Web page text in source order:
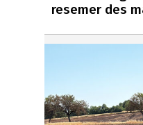
resemer des